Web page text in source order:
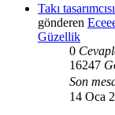
Takı
gönderen
Güzellik
0
16247
Son
14 Oca